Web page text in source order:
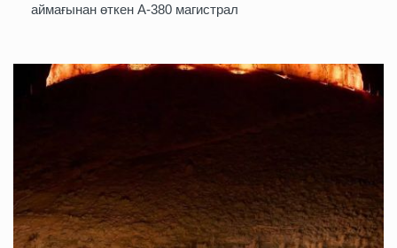
аймағынан өткен А-380 магистрал